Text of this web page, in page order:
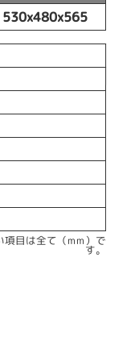
530x480x565
項目は全て（mm）で
す。